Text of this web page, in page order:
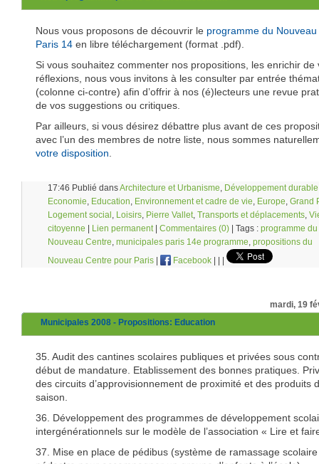
Nous vous proposons de découvrir le programme du
Paris 14 en libre téléchargement (format .pdf).
Si vous souhaitez commenter nos propositions, les enrichir de
réflexions, nous vous invitons à les consulter par entrée
(colonne ci-contre) afin d’offrir à nos (é)lecteurs une revue
de vos suggestions ou critiques.
Par ailleurs, si vous désirez débattre plus avant de ces
avec l’un des membres de notre liste, nous sommes
votre disposition.
17:46 Publié dansArchitecture et Urbanisme, Développement durable
Economie, Education, Environnement et cadre de vie, Europe, Grand
Logement social , Loisirs, Pierre Vallet, Transports et déplacements,
citoyenne
Lien permanent| Commentaires (0) | Tags : programme du
Nouveau Centre, municipales paris 14e programme, propositions du
Nouveau Centre pour Paris
Facebook
mardi, 19
Municipales 2008 - Propositions: Education
35. Audit des cantines scolaires publiques et privées sous
début de mandature. Etablissement des bonnes pratiques.
des circuits d’approvisionnement de proximité et des produits
saison.
36. Développement des programmes de développement
intergénérationnels sur le modèle de l’association « Lire et
37. Mise en place de pédibus (système de ramassage scolaire